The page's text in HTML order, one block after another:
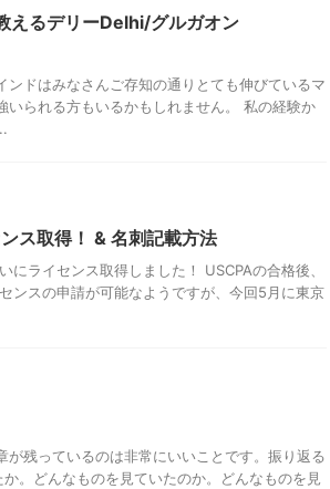
えるデリーDelhi/グルガオン
ドはみなさんご存知の通りとても伸びているマ
られる方もいるかもしれません。 私の経験か
ス取得！ & 名刺記載方法
にライセンス取得しました！ USCPAの合格後、
ンスの申請が可能なようですが、今回5月に東京
残っているのは非常にいいことです。振り返る
。どんなものを見ていたのか。どんなものを見